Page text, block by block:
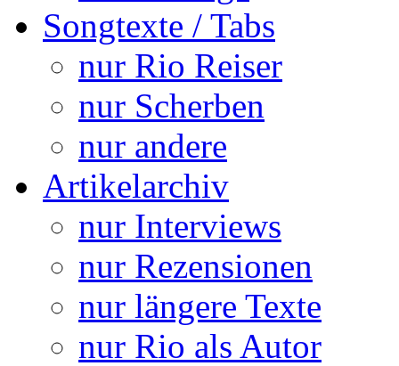
Songtexte / Tabs
nur Rio Reiser
nur Scherben
nur andere
Artikelarchiv
nur Interviews
nur Rezensionen
nur längere Texte
nur Rio als Autor